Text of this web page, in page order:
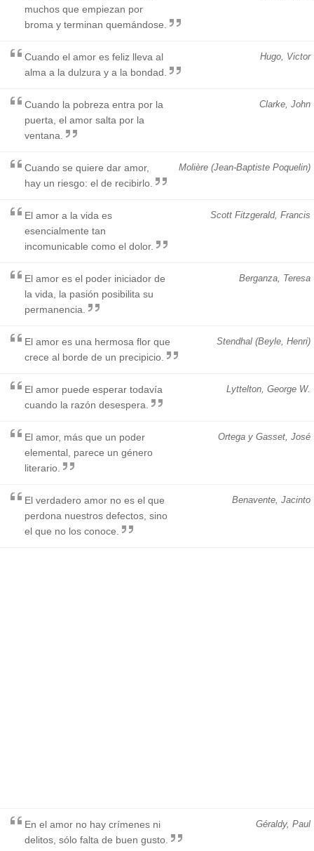
muchos que empiezan por
broma y terminan quemándose.
Hugo, Victor
Cuando el amor es feliz lleva al
alma a la dulzura y a la bondad.
Clarke, John
Cuando la pobreza entra por la
puerta, el amor salta por la
ventana.
Molière (Jean-Baptiste Poquelin)
Cuando se quiere dar amor,
hay un riesgo: el de recibirlo.
Scott Fitzgerald, Francis
El amor a la vida es
esencialmente tan
incomunicable como el dolor.
Berganza, Teresa
El amor es el poder iniciador de
la vida, la pasión posibilita su
permanencia.
Stendhal (Beyle, Henri)
El amor es una hermosa flor que
crece al borde de un precipicio.
Lyttelton, George W.
El amor puede esperar todavía
cuando la razón desespera.
Ortega y Gasset, José
El amor, más que un poder
elemental, parece un género
literario.
Benavente, Jacinto
El verdadero amor no es el que
perdona nuestros defectos, sino
el que no los conoce.
Géraldy, Paul
En el amor no hay crímenes ni
delitos, sólo falta de buen gusto.